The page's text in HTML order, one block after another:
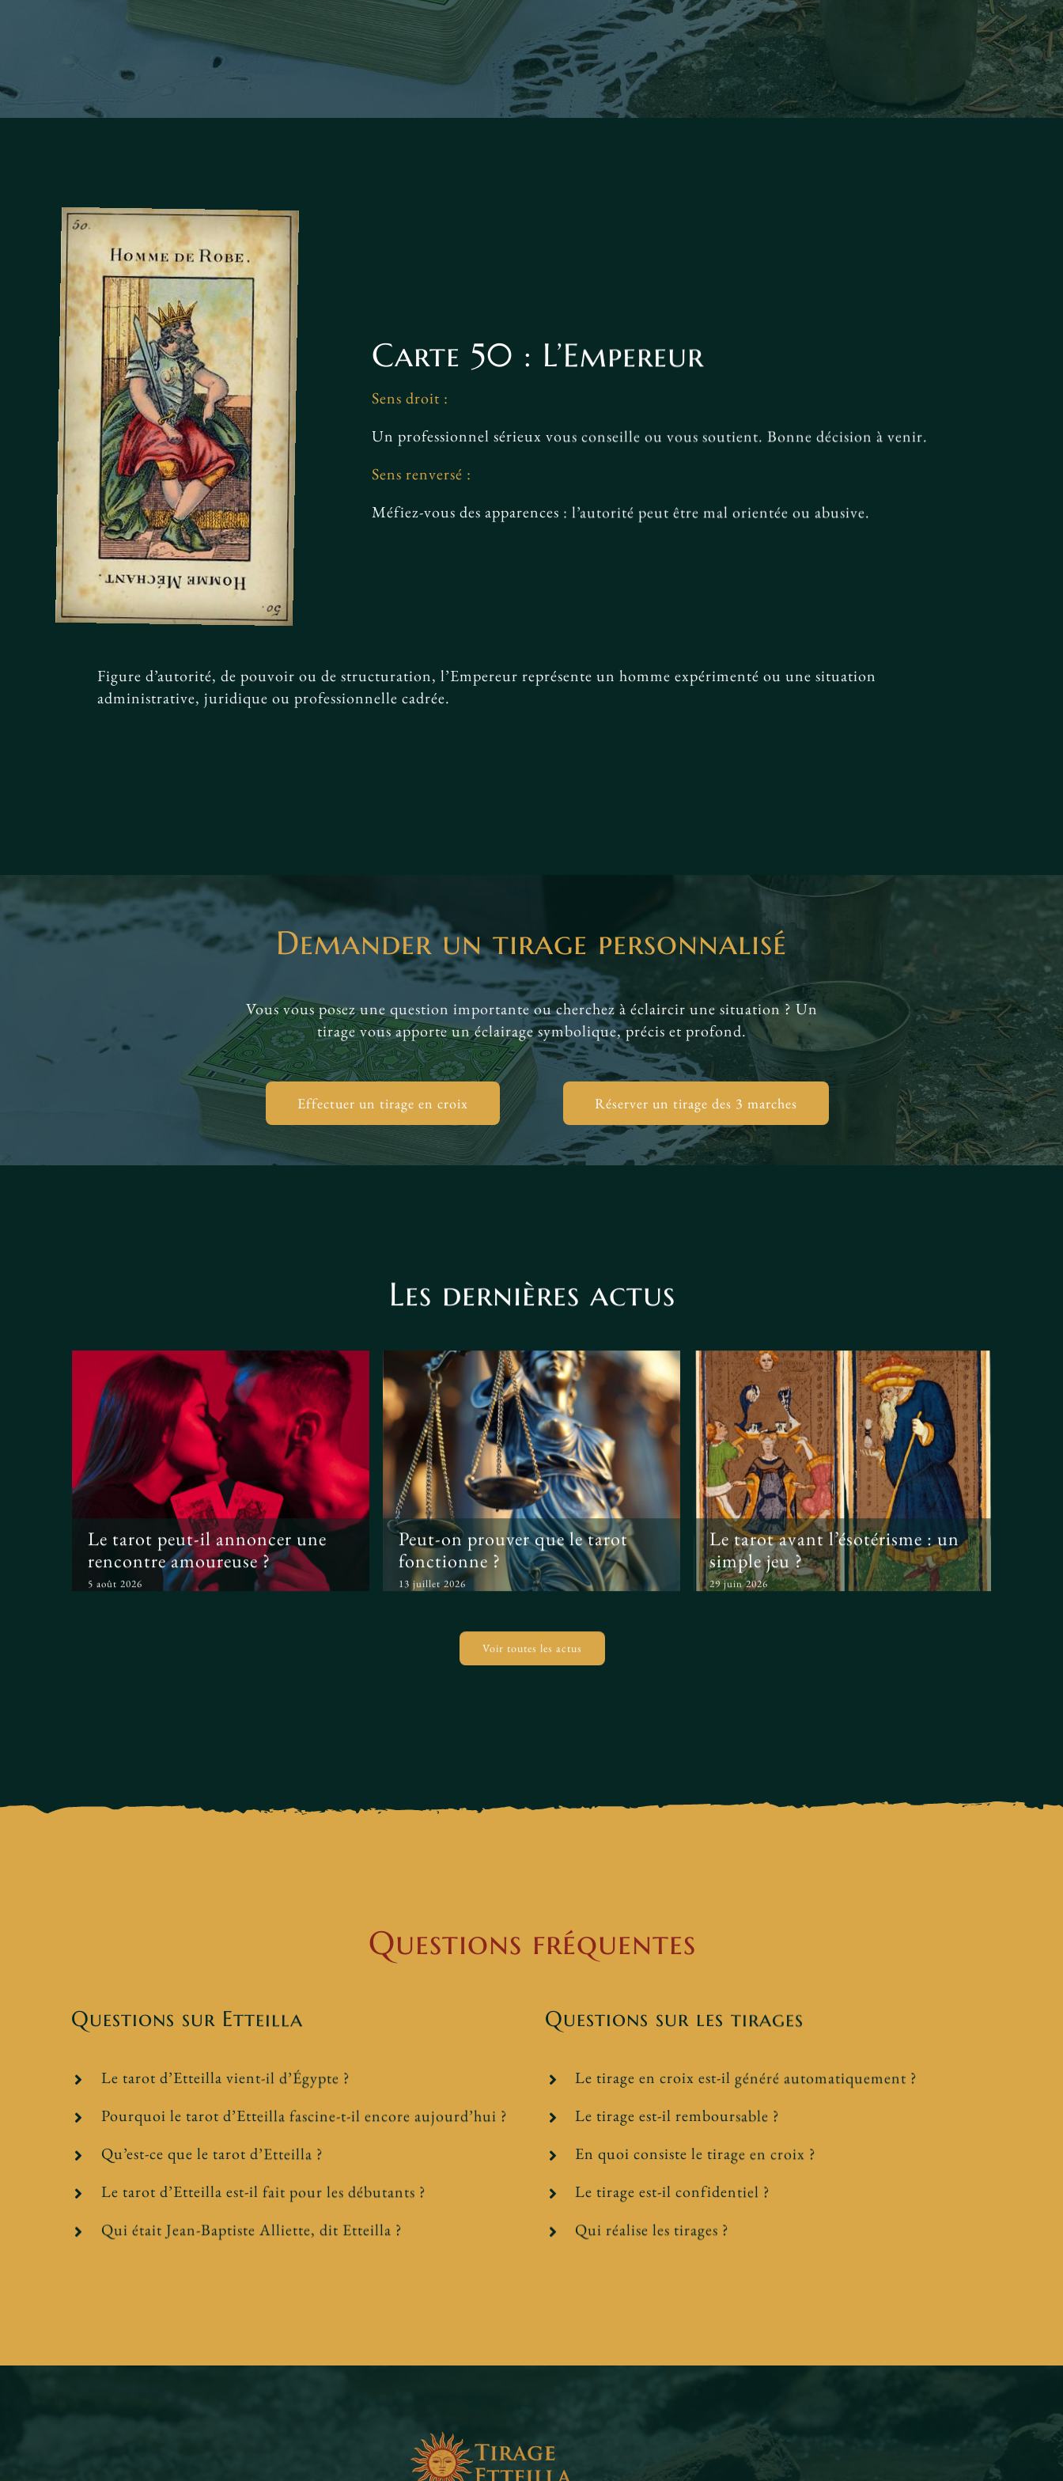
Carte 50 : L’Empereur
Sens droit :
Un professionnel sérieux vous conseille ou vous soutient. Bonne décision à venir.
Sens renversé :
Méfiez-vous des apparences : l’autorité peut être mal orientée ou abusive.
Figure d’autorité, de pouvoir ou de structuration, l’Empereur représente un homme expérimenté ou une situation
administrative, juridique ou professionnelle cadrée.
Demander un tirage personnalisé
Vous vous posez une question importante ou cherchez à éclaircir une situation ? Un
tirage vous apporte un éclairage symbolique, précis et profond.
Effectuer un tirage en croix Réserver un tirage des 3 marches
Les dernières actus
Le tarot peut-il
annoncer une rencontre
amoureuse ?
Le tarot peut-il annoncer une
rencontre amoureuse ?
5 août 2026
Peut-on prouver que le
tarot fonctionne ?
Peut-on prouver que le tarot
fonctionne ?
13 juillet 2026
Le tarot avant
l’ésotérisme : un simple
jeu ?
Le tarot avant l’ésotérisme : un
simple jeu ?
29 juin 2026
Voir toutes les actus
Questions fréquentes
Questions sur Etteilla
Le tarot d’Etteilla vient-il d’Égypte ?
Pourquoi le tarot d’Etteilla fascine-t-il encore aujourd’hui ?
Qu’est-ce que le tarot d’Etteilla ?
Le tarot d’Etteilla est-il fait pour les débutants ?
Qui était Jean-Baptiste Alliette, dit Etteilla ?
Questions sur les tirages
Le tirage en croix est-il généré automatiquement ?
Le tirage est-il remboursable ?
En quoi consiste le tirage en croix ?
Le tirage est-il confidentiel ?
Qui réalise les tirages ?